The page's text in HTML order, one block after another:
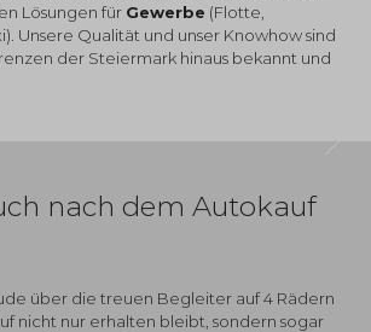
Lösungen für Gewerbe (Flotte,
Unsere Qualität und unser Knowhow sind
der Steiermark hinaus bekannt und
nach dem Autokauf
über die treuen Begleiter auf 4 Rädern
nicht nur erhalten bleibt, sondern sogar